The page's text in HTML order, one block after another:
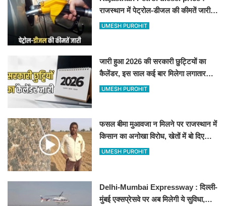
राजस्थान में पेट्रोल-डीजल की कीमतें जारी,
जानिए बीकानेर समेत पुरे प्रदेश में नए रेट
UMESH PUROHIT
जारी हुआ 2026 की सरकारी छुट्टियों का
कैलेंडर, इस साल कई बार मिलेगा लगातार
अवकाश, देखें
UMESH PUROHIT
फसल बीमा मुआवजा न मिलने पर राजस्थान में
किसान का अनोखा विरोध, खेतों में बो दिए
500-500 रुपए के नोट, वीडियो वायरल
UMESH PUROHIT
Delhi-Mumbai Expressway : दिल्ली-
मुंबई एक्सप्रेसवे पर अब मिलेगी ये सुविधा,